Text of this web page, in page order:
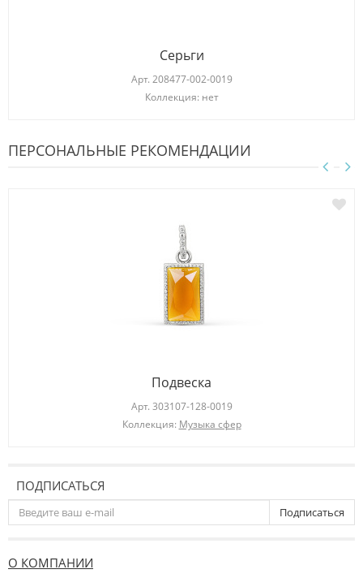
Серьги
Арт. 208477-002-0019
Коллекция: нет
ПЕРСОНАЛЬНЫЕ РЕКОМЕНДАЦИИ
Подвеска
Арт. 303107-128-0019
Коллекция: Музыка сфер
ПОДПИСАТЬСЯ
Подписаться
О КОМПАНИИ